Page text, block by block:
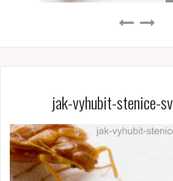
jak-vyhubit-stenice-